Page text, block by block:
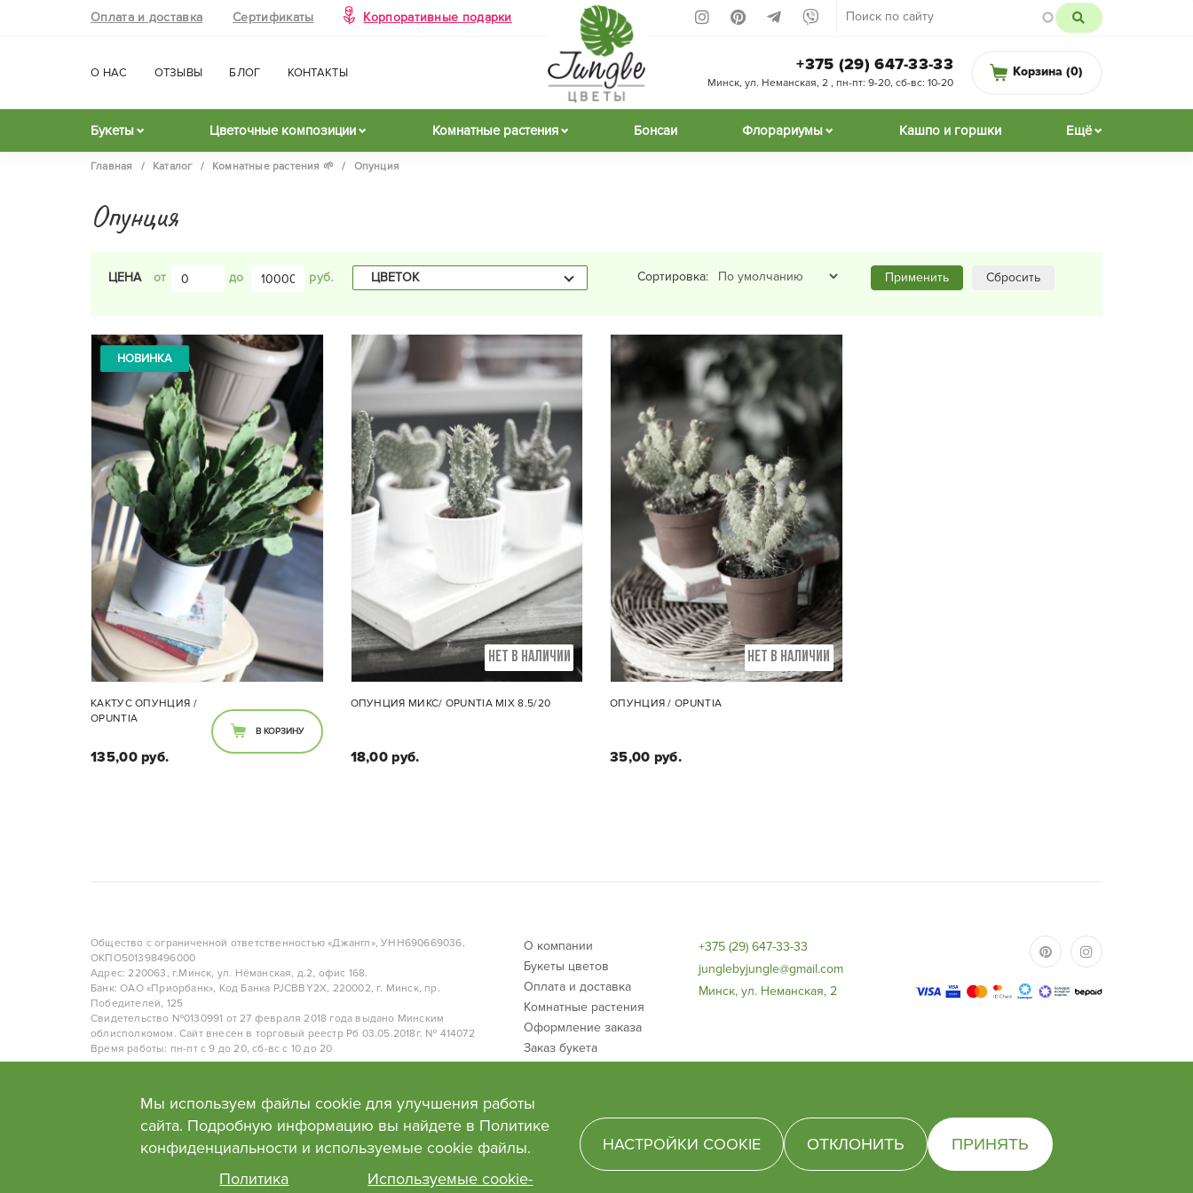
Оплата и доставка Сертификаты Корпоративные подарки
О НАС ОТЗЫВЫ БЛОГ КОНТАКТЫ Корзина (0)
+375 (29) 647-33-33
Минск, ул. Неманская, 2 , пн-пт: 9-20, сб-вс: 10-20
Букеты Цветочные композиции Комнатные растения Бонсаи Флорариумы Кашпо и горшки Ещё
Главная / Каталог / Комнатные растения 🌱 / Опунция
Опунция
ЦЕНА до ЦВЕТОК Сортировка: Применить Сбросить
НОВИНКА
50см
КАКТУС ОПУНЦИЯ /
OPUNTIA
135,00 руб.
В КОРЗИНУ
НЕТ В НАЛИЧИИ
ОПУНЦИЯ МИКС/ OPUNTIA MIX 8.5/20
18,00 руб.
НЕТ В НАЛИЧИИ
см
ОПУНЦИЯ / OPUNTIA
35,00 руб.
Общество с ограниченной ответственностью «Джангл», УНН690669036,
ОКПО501398496000
Адрес: 220063, г.Минск, ул. Нёманская, д.2, офис 168.
Банк: ОАО «Приорбанк», Код Банка PJCBBY2X, 220002, г. Минск, пр.
Победителей, 125
Свидетельство №0130991 от 27 февраля 2018 года выдано Минским
облисполкомом. Сайт внесен в торговый реестр Рб 03.05.2018г. № 414072
Время работы: пн-пт с 9 до 20, сб-вс с 10 до 20
О компании
Букеты цветов
Оплата и доставка
Комнатные растения
Оформление заказа
Заказ букета
+375 (29) 647-33-33
junglebyjungle@gmail.com
Минск, ул. Неманская, 2
Мы используем файлы cookie для улучшения работы
сайта. Подробную информацию вы найдете в Политике
конфиденциальности и используемые сооkie файлы.
Политика
Используемые cookie-
НАСТРОЙКИ COOKIE ОТКЛОНИТЬ ПРИНЯТЬ